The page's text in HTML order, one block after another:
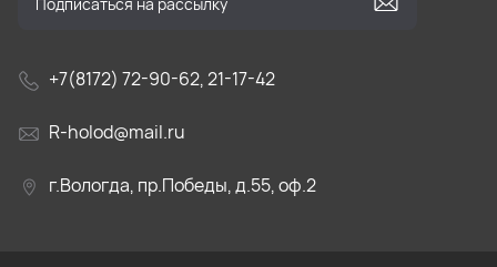
+7(8172) 72-90-62, 21-17-42
R-holod@mail.ru
г.Вологда, пр.Победы, д.55, оф.2